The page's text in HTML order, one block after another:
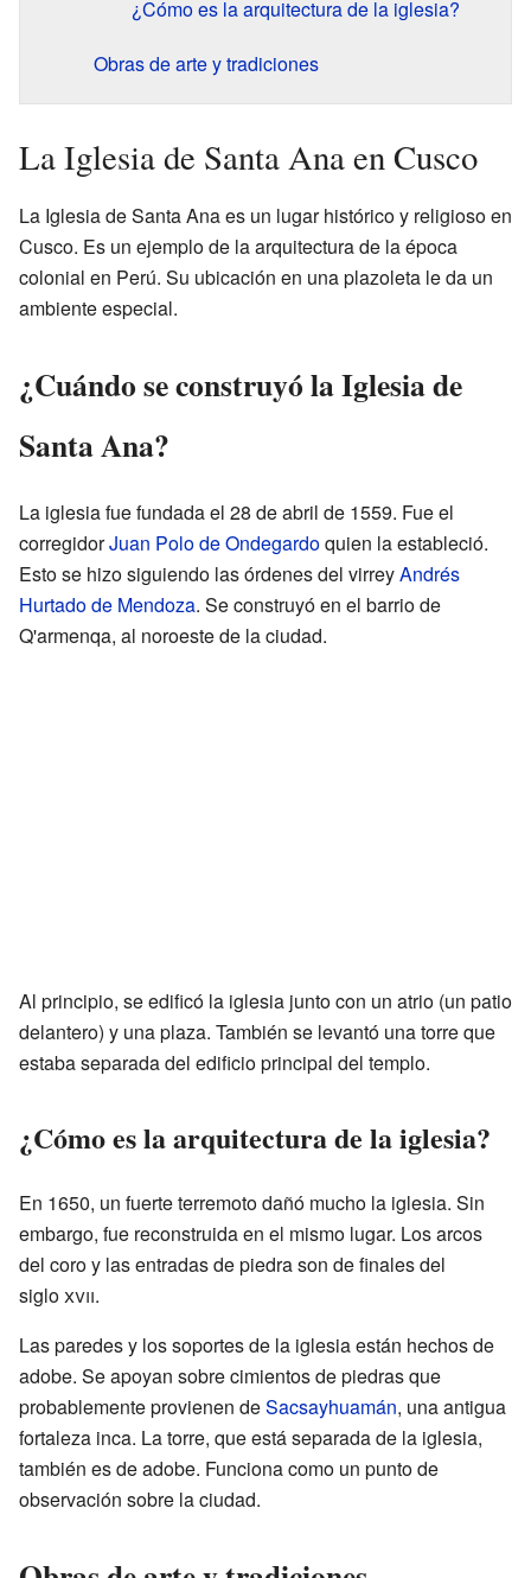
¿Cómo es la arquitectura de la iglesia?
Obras de arte y tradiciones
La Iglesia de Santa Ana en Cusco
La Iglesia de Santa Ana es un lugar histórico y religioso en
Cusco. Es un ejemplo de la arquitectura de la época
colonial en Perú. Su ubicación en una plazoleta le da un
ambiente especial.
¿Cuándo se construyó la Iglesia de
Santa Ana?
La iglesia fue fundada el 28 de abril de 1559. Fue el
corregidorJuan Polo de Ondegardoquien la estableció.
Esto se hizo siguiendo las órdenes del virreyAndrés
Hurtado de Mendoza. Se construyó en el barrio de
Q'armenqa, al noroeste de la ciudad.
Al principio, se edificó la iglesia junto con un atrio (un patio
delantero) y una plaza. También se levantó una torre que
estaba separada del edificio principal del templo.
¿Cómo es la arquitectura de la iglesia?
En 1650, un fuerte terremoto dañó mucho la iglesia. Sin
embargo, fue reconstruida en el mismo lugar. Los arcos
del coro y las entradas de piedra son de finales del
sigloxvii.
Las paredes y los soportes de la iglesia están hechos de
adobe. Se apoyan sobre cimientos de piedras que
probablemente provienen deSacsayhuamán, una antigua
fortaleza inca. La torre, que está separada de la iglesia,
también es de adobe. Funciona como un punto de
observación sobre la ciudad.